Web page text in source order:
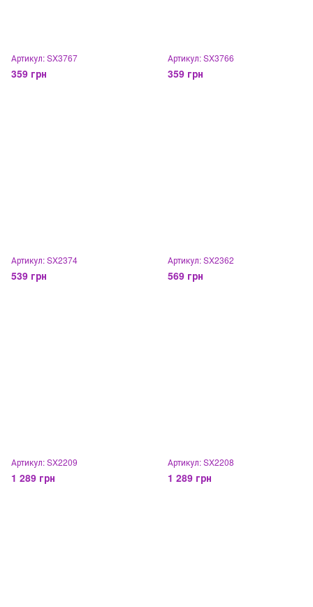
Артикул: SX3767
359 грн
Артикул: SX3766
359 грн
Артикул: SX2374
539 грн
Артикул: SX2362
569 грн
Артикул: SX2209
1 289 грн
Артикул: SX2208
1 289 грн